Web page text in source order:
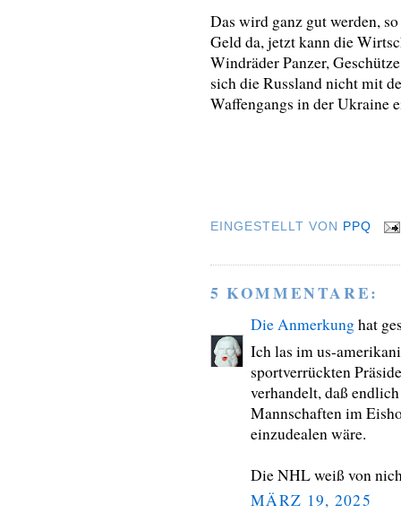
Das wird ganz gut werden,
Geld da, jetzt kann die
Windräder Panzer,
sich die Russland nicht mit
Waffengangs in der Ukraine
EINGESTELLT VON PPQ
5 KOMMENTARE:
Die Anmerkunghat
Ich las im us-
sportverrückten
verhandelt, daß
Mannschaften im
einzudealen wäre.
Die NHL weiß von
MÄRZ 19, 2025